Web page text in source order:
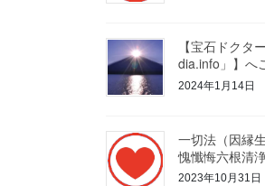
【宝石ドクタ
dia.info」】へ
2024年1月14日
一切法（因縁
愧懺悔六根清
2023年10月31日